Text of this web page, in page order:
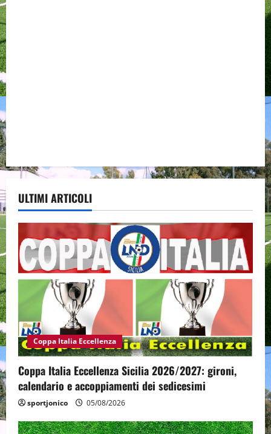
ULTIMI ARTICOLI
Coppa Italia Eccellenza
Coppa Italia Eccellenza Sicilia 2026/2027: gironi,
calendario e accoppiamenti dei sedicesimi
sportjonico 05/08/2026